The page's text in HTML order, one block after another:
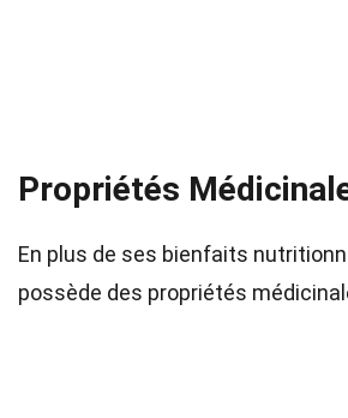
Propriétés
En plus de ses bienfaits
possède des propriétés